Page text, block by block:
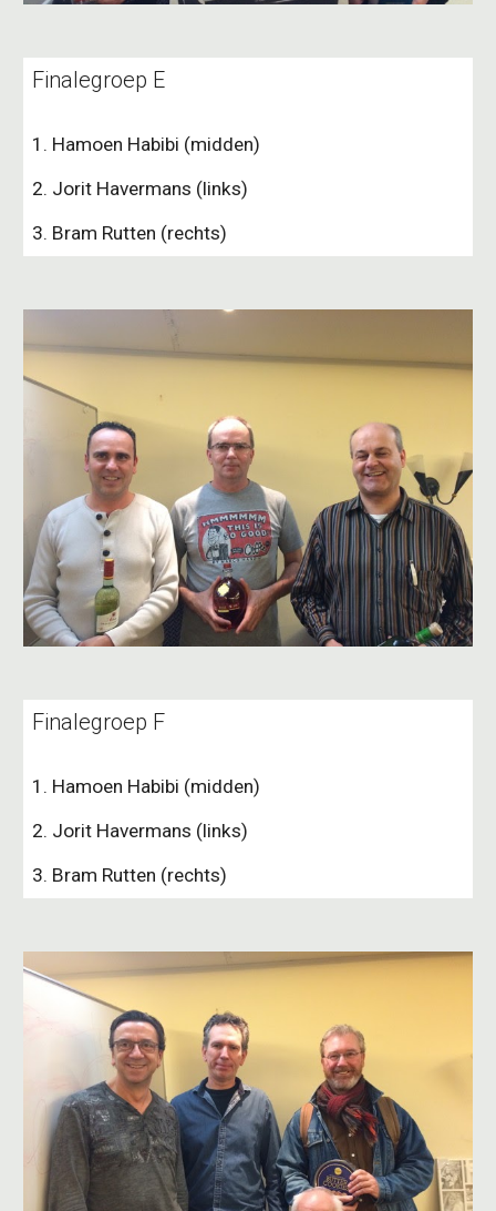
Finalegroep E
1. Hamoen Habibi (midden)
2. Jorit Havermans (links)
3. Bram Rutten (rechts)
Finalegroep F
1. Hamoen Habibi (midden)
2. Jorit Havermans (links)
3. Bram Rutten (rechts)